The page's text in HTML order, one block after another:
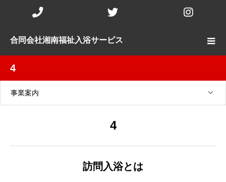
合同会社湘南福祉入浴サービス
4
事業案内
4
訪問入浴とは
Number
for